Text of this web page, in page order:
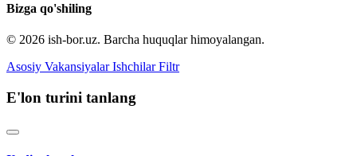
Bizga qo'shiling
© 2026 ish-bor.uz. Barcha huquqlar himoyalangan.
Asosiy Vakansiyalar Ishchilar Filtr
E'lon turini tanlang